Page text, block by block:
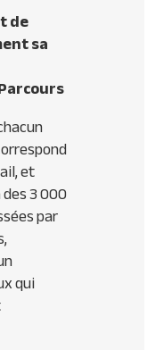
de
sa
et
3 000
par
qui